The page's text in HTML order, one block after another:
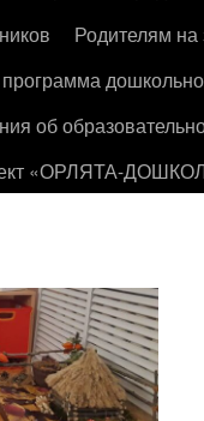
Родителям на
об
«ОРЛЯТА-